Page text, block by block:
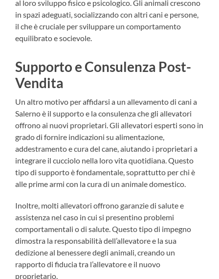
al loro sviluppo fisico e psicologico. Gli animali crescono
in spazi adeguati, socializzando con altri cani e persone,
il che è cruciale per sviluppare un comportamento
equilibrato e socievole.
Supporto e Consulenza Post-
Vendita
Un altro motivo per affidarsi a un allevamento di cani a
Salerno è il supporto e la consulenza che gli allevatori
offrono ai nuovi proprietari. Gli allevatori esperti sono in
grado di fornire indicazioni su alimentazione,
addestramento e cura del cane, aiutando i proprietari a
integrare il cucciolo nella loro vita quotidiana. Questo
tipo di supporto è fondamentale, soprattutto per chi è
alle prime armi con la cura di un animale domestico.
Inoltre, molti allevatori offrono garanzie di salute e
assistenza nel caso in cui si presentino problemi
comportamentali o di salute. Questo tipo di impegno
dimostra la responsabilità dell’allevatore e la sua
dedizione al benessere degli animali, creando un
rapporto di fiducia tra l’allevatore e il nuovo
proprietario.